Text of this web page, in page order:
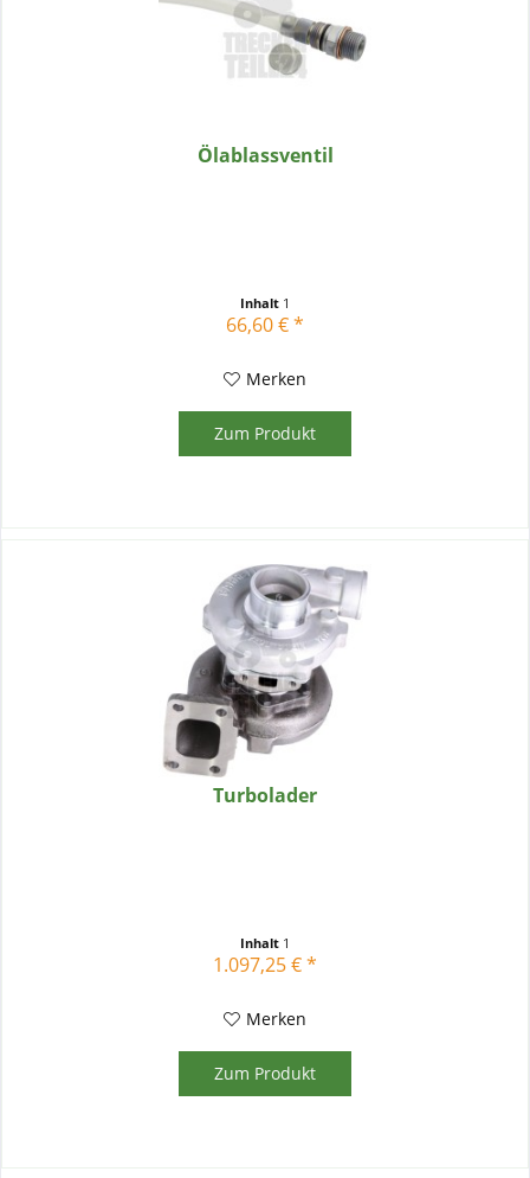
Ölablassventil
Inhalt 1
66,60 € *
Merken
Zum Produkt
Turbolader
Inhalt 1
1.097,25 € *
Merken
Zum Produkt